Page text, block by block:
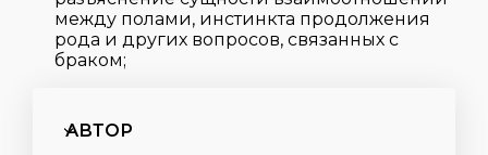
между полами, инстинкта продолжения
рода и других вопросов, связанных с
браком;
АВТОР